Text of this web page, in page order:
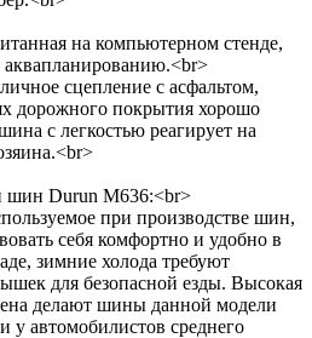
на компьютерном стенде,
сцепление с асфальтом,
дорожного покрытия хорошо
с легкостью реагирует на
шин Durun M636:<br>
при производстве шин,
себя комфортно и удобно в
зимние холода требуют
для безопасной езды. Высокая
делают шины данной модели
у автомобилистов среднего